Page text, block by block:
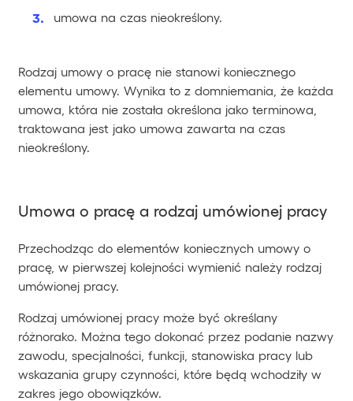
umowa na czas nieokreślony.
Rodzaj umowy o pracę nie stanowi koniecznego
elementu umowy. Wynika to z domniemania, że każda
umowa, która nie została określona jako terminowa,
traktowana jest jako umowa zawarta na czas
nieokreślony.
Umowa o pracę a rodzaj umówionej pracy
Przechodząc do elementów koniecznych umowy o
pracę, w pierwszej kolejności wymienić należy rodzaj
umówionej pracy.
Rodzaj umówionej pracy może być określany
różnorako. Można tego dokonać przez podanie nazwy
zawodu, specjalności, funkcji, stanowiska pracy lub
wskazania grupy czynności, które będą wchodziły w
zakres jego obowiązków.